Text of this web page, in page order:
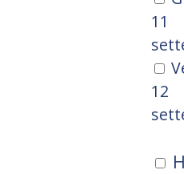
11
12